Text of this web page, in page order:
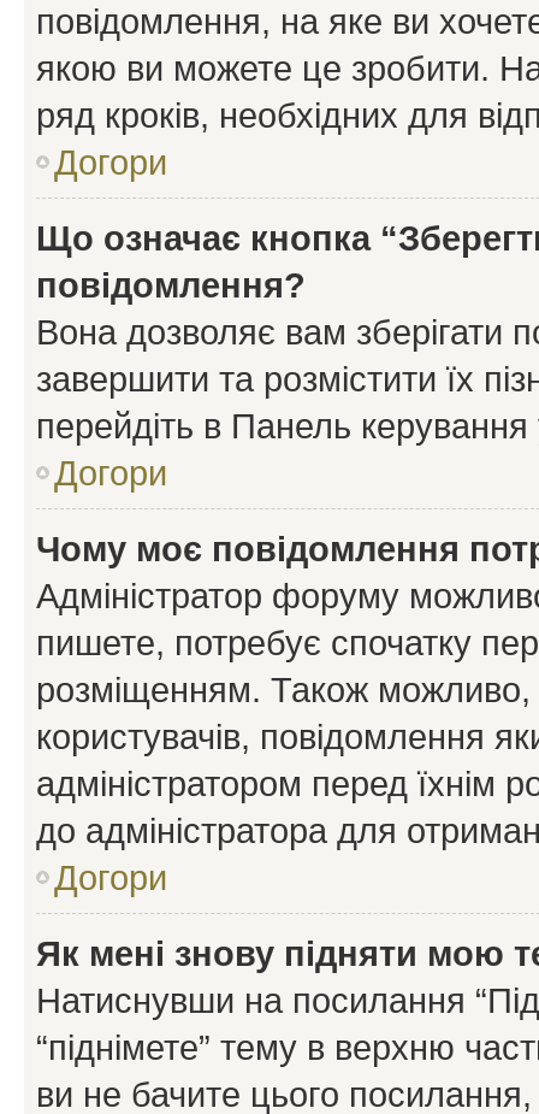
повідомлення, на яке ви
якою ви можете це зробити.
ряд кроків, необхідних для
Догори
Що означає кнопка
повідомлення?
Вона дозволяє вам зберігати
завершити та розмістити їх
перейдіть в Панель керування
Догори
Чому моє повідомлення
Адміністратор форуму
пишете, потребує спочатку
розміщенням. Також можливо,
користувачів, повідомлення
адміністратором перед їхнім
до адміністратора для
Догори
Як мені знову підняти мою
Натиснувши на посилання
“піднімете” тему в верхню
ви не бачите цього